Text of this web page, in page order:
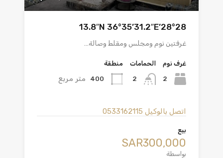
28°28’13.8″N 36°35’31.2″E
غرفتين نوم ومجلس ومقلط وصالة…
غرف نوم
2
الحمامات
2
منطقة
400 متر مربع
اتصل بالوكيل 0533162115
بيع
‪SAR300,000
بواسطة